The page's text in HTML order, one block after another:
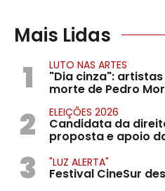
Mais Lidas
1 LUTO NAS ARTES
"Dia cinza":
morte de Pedro
2 ELEIÇÕES 2026
Candidata da
proposta e apoio
3 "LUZ ALERTA"
Festival CineSur